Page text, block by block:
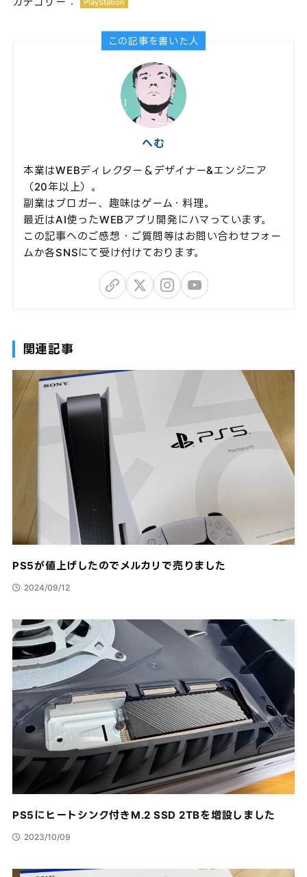
PlayStation
この記事を書いた人
へむ
本業はWEBディレクター＆デザイナー&エンジニア
（20年以上）。
副業はブロガー、趣味はゲーム・料理。
最近はAI使ったWEBアプリ開発にハマっています。
この記事へのご感想・ご質問等はお問い合わせフォー
ムか各SNSにて受け付けております。
関連記事
PS5が値上げしたのでメルカリで売りました
2024/09/12
PS5にヒートシンク付きM.2 SSD 2TBを増設しました
2023/10/09